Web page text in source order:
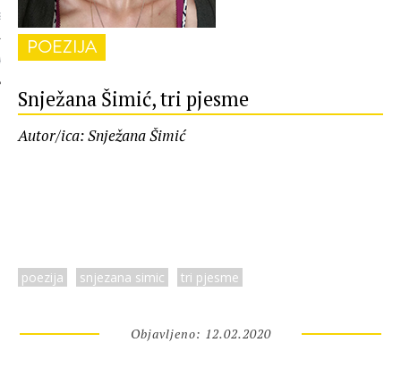
POEZIJA
Snježana Šimić, tri pjesme
Autor/ica: Snježana Šimić
poezija snjezana simic tri pjesme
Objavljeno: 12.02.2020